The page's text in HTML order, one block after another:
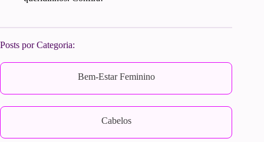
Posts por Categoria:
Bem-Estar Feminino
Cabelos